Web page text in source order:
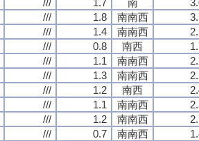
/// 1.8 南南西
/// 1.4 南南西
/// 0.8 南西
/// 1.1 南南西
/// 1.3 南南西
/// 1.2 南西
/// 1.1 南南西
/// 1.2 南南西
/// 0.7 南南西